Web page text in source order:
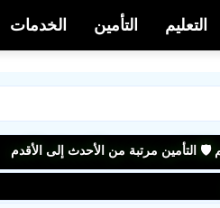
التعليم التأمين الخدمات
التأمين مرتبة من الأحدث إلى الأقدم